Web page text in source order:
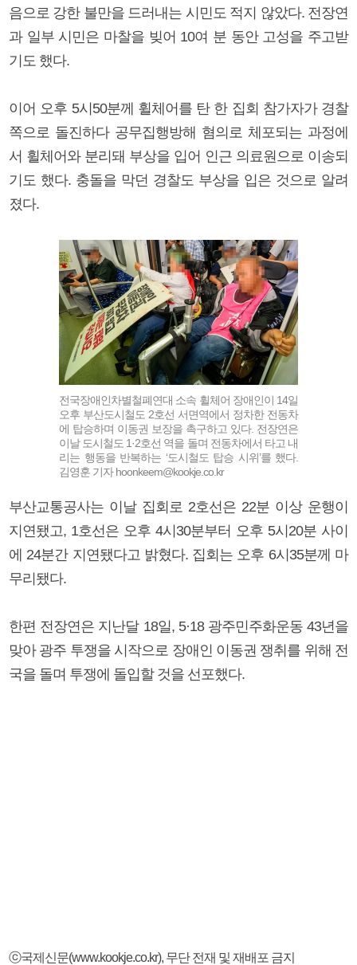
음으로 강한 불만을 드러내는 시민도 적지 않았다. 전장연
과 일부 시민은 마찰을 빚어 10여 분 동안 고성을 주고받
기도 했다.
이어 오후 5시50분께 휠체어를 탄 한 집회 참가자가 경찰
쪽으로 돌진하다 공무집행방해 혐의로 체포되는 과정에
서 휠체어와 분리돼 부상을 입어 인근 의료원으로 이송되
기도 했다. 충돌을 막던 경찰도 부상을 입은 것으로 알려
졌다.
전국장애인차별철폐연대 소속 휠체어 장애인이 14일
오후 부산도시철도 2호선 서면역에서 정차한 전동차
에 탑승하며 이동권 보장을 촉구하고 있다. 전장연은
이날 도시철도 1·2호선 역을 돌며 전동차에서 타고 내
리는 행동을 반복하는 ‘도시철도 탑승 시위’를 했다.
김영훈 기자 hoonkeem@kookje.co.kr
부산교통공사는 이날 집회로 2호선은 22분 이상 운행이
지연됐고, 1호선은 오후 4시30분부터 오후 5시20분 사이
에 24분간 지연됐다고 밝혔다. 집회는 오후 6시35분께 마
무리됐다.
한편 전장연은 지난달 18일, 5·18 광주민주화운동 43년을
맞아 광주 투쟁을 시작으로 장애인 이동권 쟁취를 위해 전
국을 돌며 투쟁에 돌입할 것을 선포했다.
ⓒ국제신문(www.kookje.co.kr), 무단 전재 및 재배포 금지